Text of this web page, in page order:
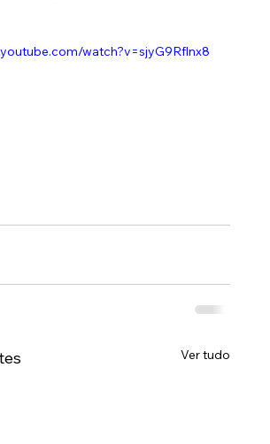
watch?v=sjyG9Rflnx8
Ver tudo